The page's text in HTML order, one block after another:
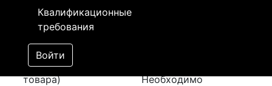
Квалификационные
требования
Войти
Закупка: Уголки и
[Завершен]
Победитель выбран
Лот №:2781
АУКЦИОН (покупка
товара)
Необходимо